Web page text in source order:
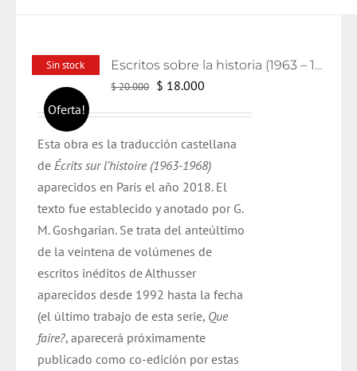
Sin stock
Oferta!
Escritos sobre la historia (1963 – 1986)
$20.000 El
era:
$ 20.000.
$ 18.000
es:
$ 18.000.
Esta obra es la traducción castellana
deÉcrits surl’histoire(1963-1968)
aparecidos en París el año 2018. El
textofueestablecido y anotado por G.
M. Goshgarian. Se trata del anteúltimo
de la veintena de volúmenes de
escritos inéditos deAlthusser
aparecidos desde 1992 hasta la fecha
(el último trabajo de esta serie, Que
faire?, aparecerá próximamente
publicado comoco-edición por estas